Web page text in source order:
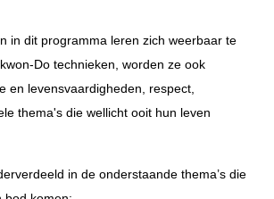
in dit programma leren zich weerbaar te
Do technieken, worden ze ook
en levensvaardigheden, respect,
thema's die wellicht ooit hun leven
in de onderstaande thema’s die